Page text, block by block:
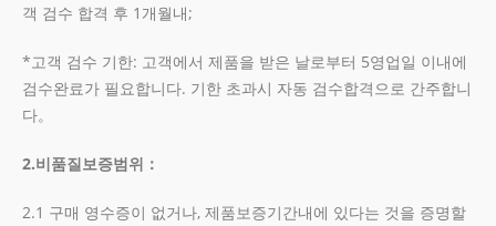
객 검수 합격 후 1개월내;
*고객 검수 기한: 고객에서 제품을 받은 날로부터 5영업일 이내에
검수완료가 필요합니다. 기한 초과시 자동 검수합격으로 간주합니
다。
2.비품질보증범위 ：
2.1 구매 영수증이 없거나, 제품보증기간내에 있다는 것을 증명할